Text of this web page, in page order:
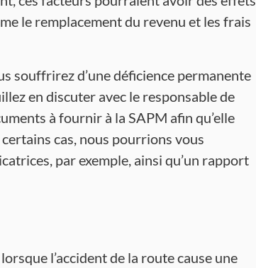
le remplacement du revenu et les frais
souffrirez d’une déficience permanente
en discuter avec le responsable de
à fournir à la SAPM afin qu’elle
cas, nous pourrions vous
par exemple, ainsi qu’un rapport
l’accident de la route cause une